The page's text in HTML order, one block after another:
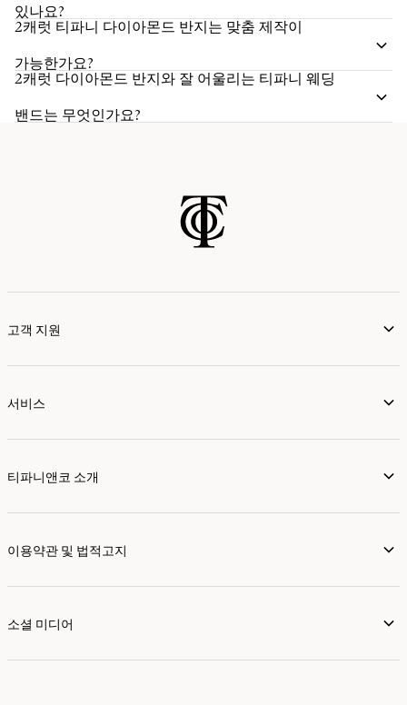
있나요?
2캐럿 티파니 다이아몬드 반지는 맞춤 제작이
가능한가요?
2캐럿 다이아몬드 반지와 잘 어울리는 티파니 웨딩
밴드는 무엇인가요?
고객 지원
서비스
티파니앤코 소개
이용약관 및 법적고지
소셜 미디어